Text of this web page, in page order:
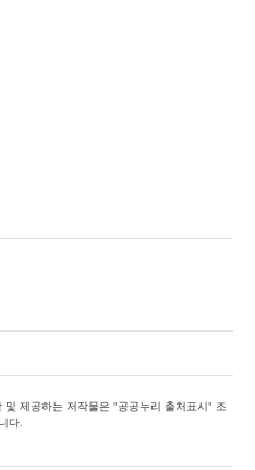
및 제공하는 저작물은 "공공누리 출처표시" 조
다.